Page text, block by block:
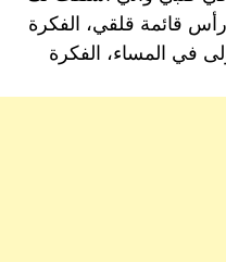
قائمة قلقي، الفكرة
في المساء، الفكرة